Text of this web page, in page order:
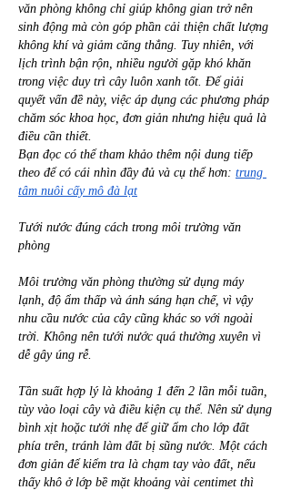
văn phòng không chỉ giúp không gian trở nên
sinh động mà còn góp phần cải thiện chất lượng
không khí và giảm căng thẳng. Tuy nhiên, với
lịch trình bận rộn, nhiều người gặp khó khăn
trong việc duy trì cây luôn xanh tốt. Để giải
quyết vấn đề này, việc áp dụng các phương pháp
chăm sóc khoa học, đơn giản nhưng hiệu quả là
điều cần thiết.
Bạn đọc có thể tham khảo thêm nội dung tiếp
theo để có cái nhìn đầy đủ và cụ thể hơn: trung
tâm nuôi cấy mô đà lạt
Tưới nước đúng cách trong môi trường văn
phòng
Môi trường văn phòng thường sử dụng máy
lạnh, độ ẩm thấp và ánh sáng hạn chế, vì vậy
nhu cầu nước của cây cũng khác so với ngoài
trời. Không nên tưới nước quá thường xuyên vì
dễ gây úng rễ.
Tần suất hợp lý là khoảng 1 đến 2 lần mỗi tuần,
tùy vào loại cây và điều kiện cụ thể. Nên sử dụng
bình xịt hoặc tưới nhẹ để giữ ẩm cho lớp đất
phía trên, tránh làm đất bị sũng nước. Một cách
đơn giản để kiểm tra là chạm tay vào đất, nếu
thấy khô ở lớp bề mặt khoảng vài centimet thì